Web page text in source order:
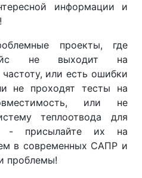
информации и
проекты, где
не выходит на
или есть ошибки
не проходят тесты на
или не
теплоотвода для
- присылайте их на
в современных САПР и
проблемы!